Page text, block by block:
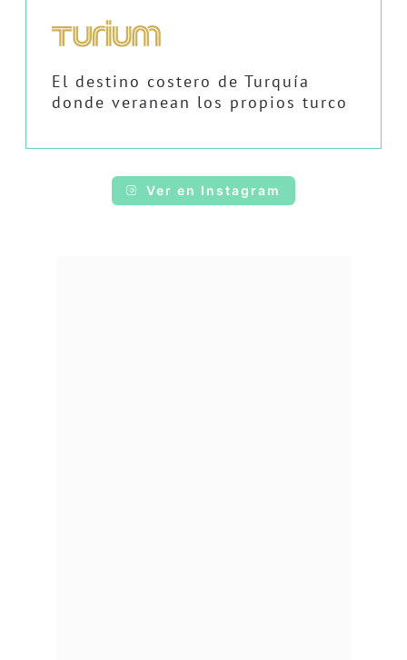
El destino costero de Turquía
donde veranean los propios turco
Ver en Instagram